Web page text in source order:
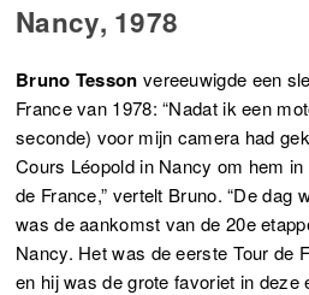
Nancy, 1978
Bruno Tesson vereeuwigde een
France van 1978: “Nadat ik een
seconde) voor mijn camera had
Cours Léopold in Nancy om hem
de France,” vertelt Bruno. “De dag
was de aankomst van de 20e
Nancy. Het was de eerste Tour de
en hij was de grote favoriet in deze